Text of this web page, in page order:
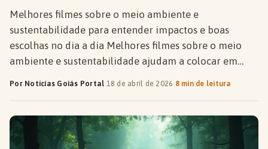
Melhores filmes sobre o meio ambiente e
sustentabilidade para entender impactos e boas
escolhas no dia a dia Melhores filmes sobre o meio
ambiente e sustentabilidade ajudam a colocar em…
Por Notícias Goiás Portal·18 de abril de 2026· 8 min de leitura